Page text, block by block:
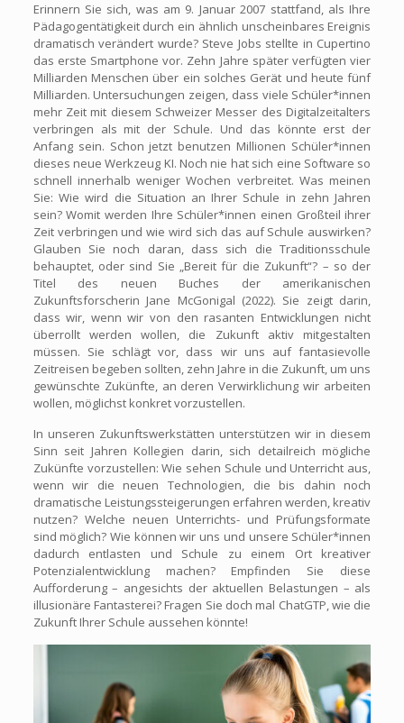
Erinnern Sie sich, was am 9. Januar 2007 stattfand, als Ihre
Pädagogentätigkeit durch ein ähnlich unscheinbares Ereignis
dramatisch verändert wurde? Steve Jobs stellte in Cupertino
das erste Smartphone vor. Zehn Jahre später verfügten vier
Milliarden Menschen über ein solches Gerät und heute fünf
Milliarden. Untersuchungen zeigen, dass viele Schüler*innen
mehr Zeit mit diesem Schweizer Messer des Digitalzeitalters
verbringen als mit der Schule. Und das könnte erst der
Anfang sein. Schon jetzt benutzen Millionen Schüler*innen
dieses neue Werkzeug KI. Noch nie hat sich eine Software so
schnell innerhalb weniger Wochen verbreitet. Was meinen
Sie: Wie wird die Situation an Ihrer Schule in zehn Jahren
sein? Womit werden Ihre Schüler*innen einen Großteil ihrer
Zeit verbringen und wie wird sich das auf Schule auswirken?
Glauben Sie noch daran, dass sich die Traditionsschule
behauptet, oder sind Sie „Bereit für die Zukunft“? – so der
Titel des neuen Buches der amerikanischen
Zukunftsforscherin Jane McGonigal (2022). Sie zeigt darin,
dass wir, wenn wir von den rasanten Entwicklungen nicht
überrollt werden wollen, die Zukunft aktiv mitgestalten
müssen. Sie schlägt vor, dass wir uns auf fantasievolle
Zeitreisen begeben sollten, zehn Jahre in die Zukunft, um uns
gewünschte Zukünfte, an deren Verwirklichung wir arbeiten
wollen, möglichst konkret vorzustellen.
In unseren Zukunftswerkstätten unterstützen wir in diesem
Sinn seit Jahren Kollegien darin, sich detailreich mögliche
Zukünfte vorzustellen: Wie sehen Schule und Unterricht aus,
wenn wir die neuen Technologien, die bis dahin noch
dramatische Leistungssteigerungen erfahren werden, kreativ
nutzen? Welche neuen Unterrichts- und Prüfungsformate
sind möglich? Wie können wir uns und unsere Schüler*innen
dadurch entlasten und Schule zu einem Ort kreativer
Potenzialentwicklung machen? Empfinden Sie diese
Aufforderung – angesichts der aktuellen Belastungen – als
illusionäre Fantasterei? Fragen Sie doch mal ChatGTP, wie die
Zukunft Ihrer Schule aussehen könnte!